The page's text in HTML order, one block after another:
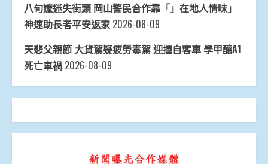
八旬嬤迷失街頭 岡山警民合作靠「」在地人情味」
神速助長者平安返家 2026-08-09
天悲父親節 大貨駕疑疲勞毒駕 迎撞自客車 學甲釀A1
死亡車禍 2026-08-09